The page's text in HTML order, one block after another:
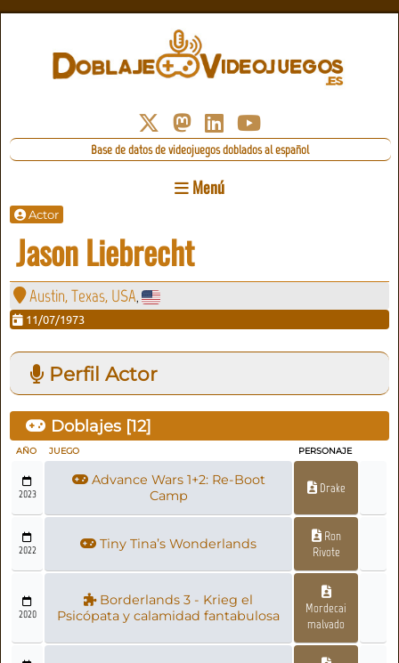
Base de datos de videojuegos doblados al español
Menú
Actor
Jason Liebrecht
Austin, Texas, USA,
11/07/1973
Perfil Actor
Doblajes [12]
AÑO JUEGO PERSONAJE
2023
Advance Wars 1+2: Re-Boot
Camp
Drake
2022 Tiny Tina’s Wonderlands
Ron
Rivote
2020
Borderlands 3 - Krieg el
Psicópata y calamidad fantabulosa
Mordecai
malvado